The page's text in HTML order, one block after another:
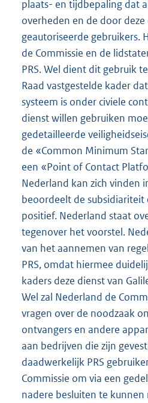
plaats- en tijdbepaling dat
overheden en de door
geautoriseerde gebruikers.
de Commissie en de
PRS. Wel dient dit gebruik
Raad vastgestelde kader
systeem is onder civiele
dienst willen gebruiken
gedetailleerde
de «Common Minimum
een «Point of Contact
Nederland kan zich vinden
beoordeelt de
positief. Nederland staat
tegenover het voorstel.
van het aannemen van
PRS, omdat hiermee
kaders deze dienst van
Wel zal Nederland de
vragen over de noodzaak
ontvangers en andere
aan bedrijven die zijn
daadwerkelijk PRS
Commissie om via een
nadere besluiten te kunnen